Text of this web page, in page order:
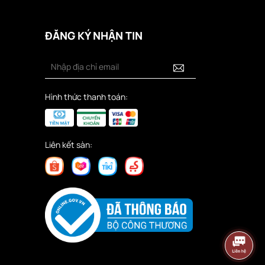
ĐĂNG KÝ NHẬN TIN
Hình thức thanh toán:
Liên kết sàn: